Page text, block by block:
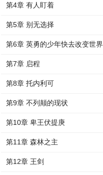
第4章 有人盯着
第5章 别无选择
第6章 英勇的少年快去改变世界
第7章 启程
第8章 托内利可
第9章 不列颠的现状
第10章 卑王伏提庚
第11章 森林之主
第12章 王剑